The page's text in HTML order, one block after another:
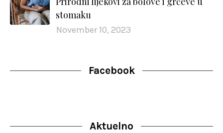
stomaku
November 10, 2023
Facebook
Aktuelno